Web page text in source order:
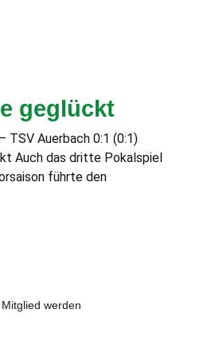
geglückt
TSV Auerbach 0:1 (0:1)
Auch das dritte Pokalspiel
führte den
Mitglied werden